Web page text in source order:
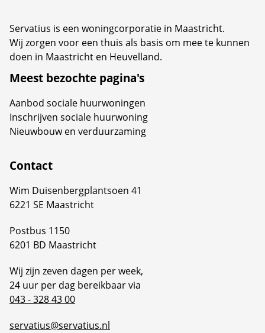
Servatius is een woningcorporatie in Maastricht.
Wij zorgen voor een thuis als basis om mee te kunnen
doen in Maastricht en Heuvelland.
Meest bezochte pagina's
Aanbod sociale huurwoningen
Inschrijven sociale huurwoning
Nieuwbouw en verduurzaming
Contact
Wim Duisenbergplantsoen 41
6221 SE Maastricht
Postbus 1150
6201 BD Maastricht
Wij zijn zeven dagen per week,
24 uur per dag bereikbaar via
043 - 328 43 00
servatius@servatius.nl